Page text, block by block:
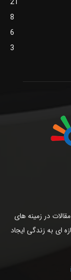
8
6
3
در زمینه های
ای به زندگی ایجاد